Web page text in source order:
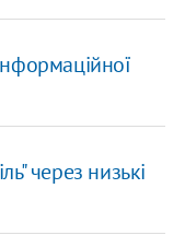
через низькі